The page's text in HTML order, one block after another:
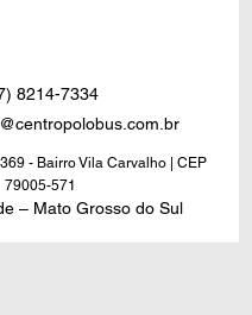
8214-7334
- Bairro Vila Carvalho | CEP
79005-571
– Mato Grosso do Sul